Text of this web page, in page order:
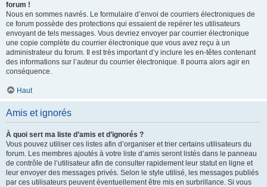
forum !
Nous en sommes navrés. Le formulaire d’envoi de courriers électroniques de
ce forum possède des protections qui essaient de repérer les utilisateurs
envoyant de tels messages. Vous devriez envoyer par courrier électronique
une copie complète du courrier électronique que vous avez reçu à un
administrateur du forum. Il est très important d’y inclure les en-têtes contenant
des informations sur l’auteur du courrier électronique. Il pourra alors agir en
conséquence.
Haut
Amis et ignorés
À quoi sert ma liste d’amis et d’ignorés ?
Vous pouvez utiliser ces listes afin d’organiser et trier certains utilisateurs du
forum. Les membres ajoutés à votre liste d’amis seront listés dans le panneau
de contrôle de l’utilisateur afin de consulter rapidement leur statut en ligne et
leur envoyer des messages privés. Selon le style utilisé, les messages publiés
par ces utilisateurs peuvent éventuellement être mis en surbrillance. Si vous